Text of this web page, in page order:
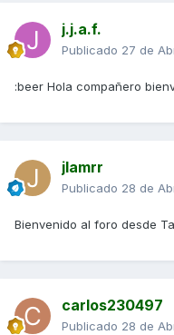
j.j.a.f.
Publicado 27 de
:beer Hola compañero
jlamrr
Publicado 28 de
Bienvenido al foro desde
carlos230497
Publicado 28 de